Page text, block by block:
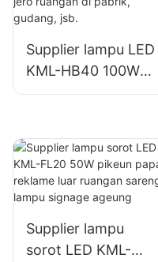
luar ruangan
Supplier lampu LED
KML-HB40 100W
pikeun lampu di
pabrik, gudang, jsb.
Supplier lampu
sorot LED KML-